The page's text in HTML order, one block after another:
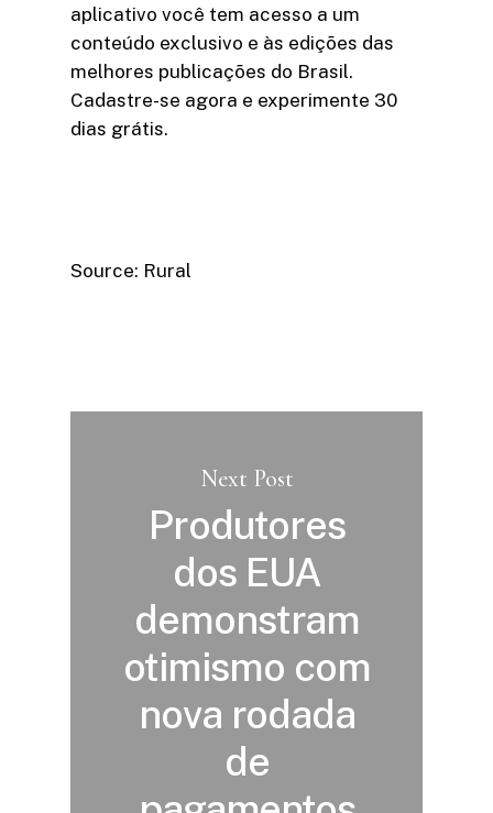
aplicativo você tem acesso a um
conteúdo exclusivo e às edições das
melhores publicações do Brasil.
Cadastre-se agora e experimente 30
dias grátis.
Source: Rural
Next Post
Produtores
dos EUA
demonstram
otimismo com
nova rodada
de